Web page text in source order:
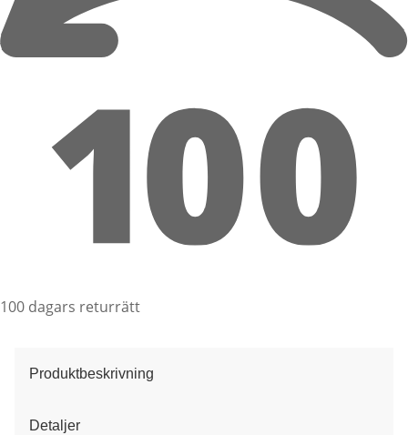
100 dagars returrätt
Produktbeskrivning
Detaljer